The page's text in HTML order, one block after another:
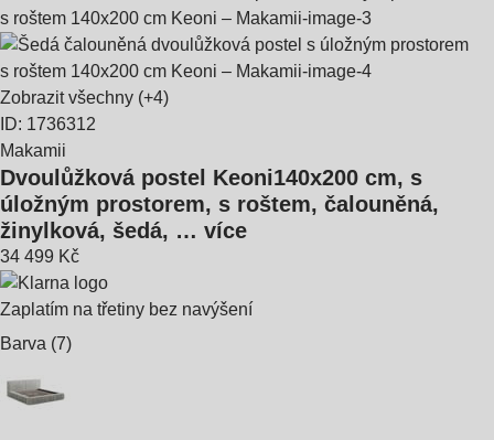
Zobrazit všechny (+4)
ID: 1736312
Makamii
Dvoulůžková postel Keoni140x200 cm, s
úložným prostorem, s roštem, čalouněná,
žinylková, šedá, … více
34 499 Kč
Zaplatím na třetiny bez navýšení
Barva (7)